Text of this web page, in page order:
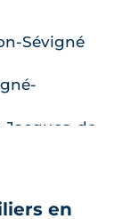
Sévigné
de-
en